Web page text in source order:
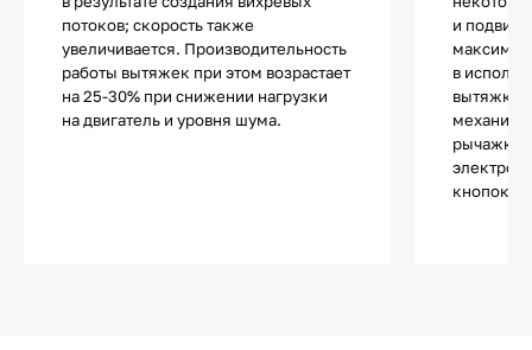
потоков; скорость также
увеличивается. Производительность
работы вытяжек при этом возрастает
на 25-30% при снижении нагрузки
на двигатель и уровня шума.
и
в
вытяжки
кнопок и